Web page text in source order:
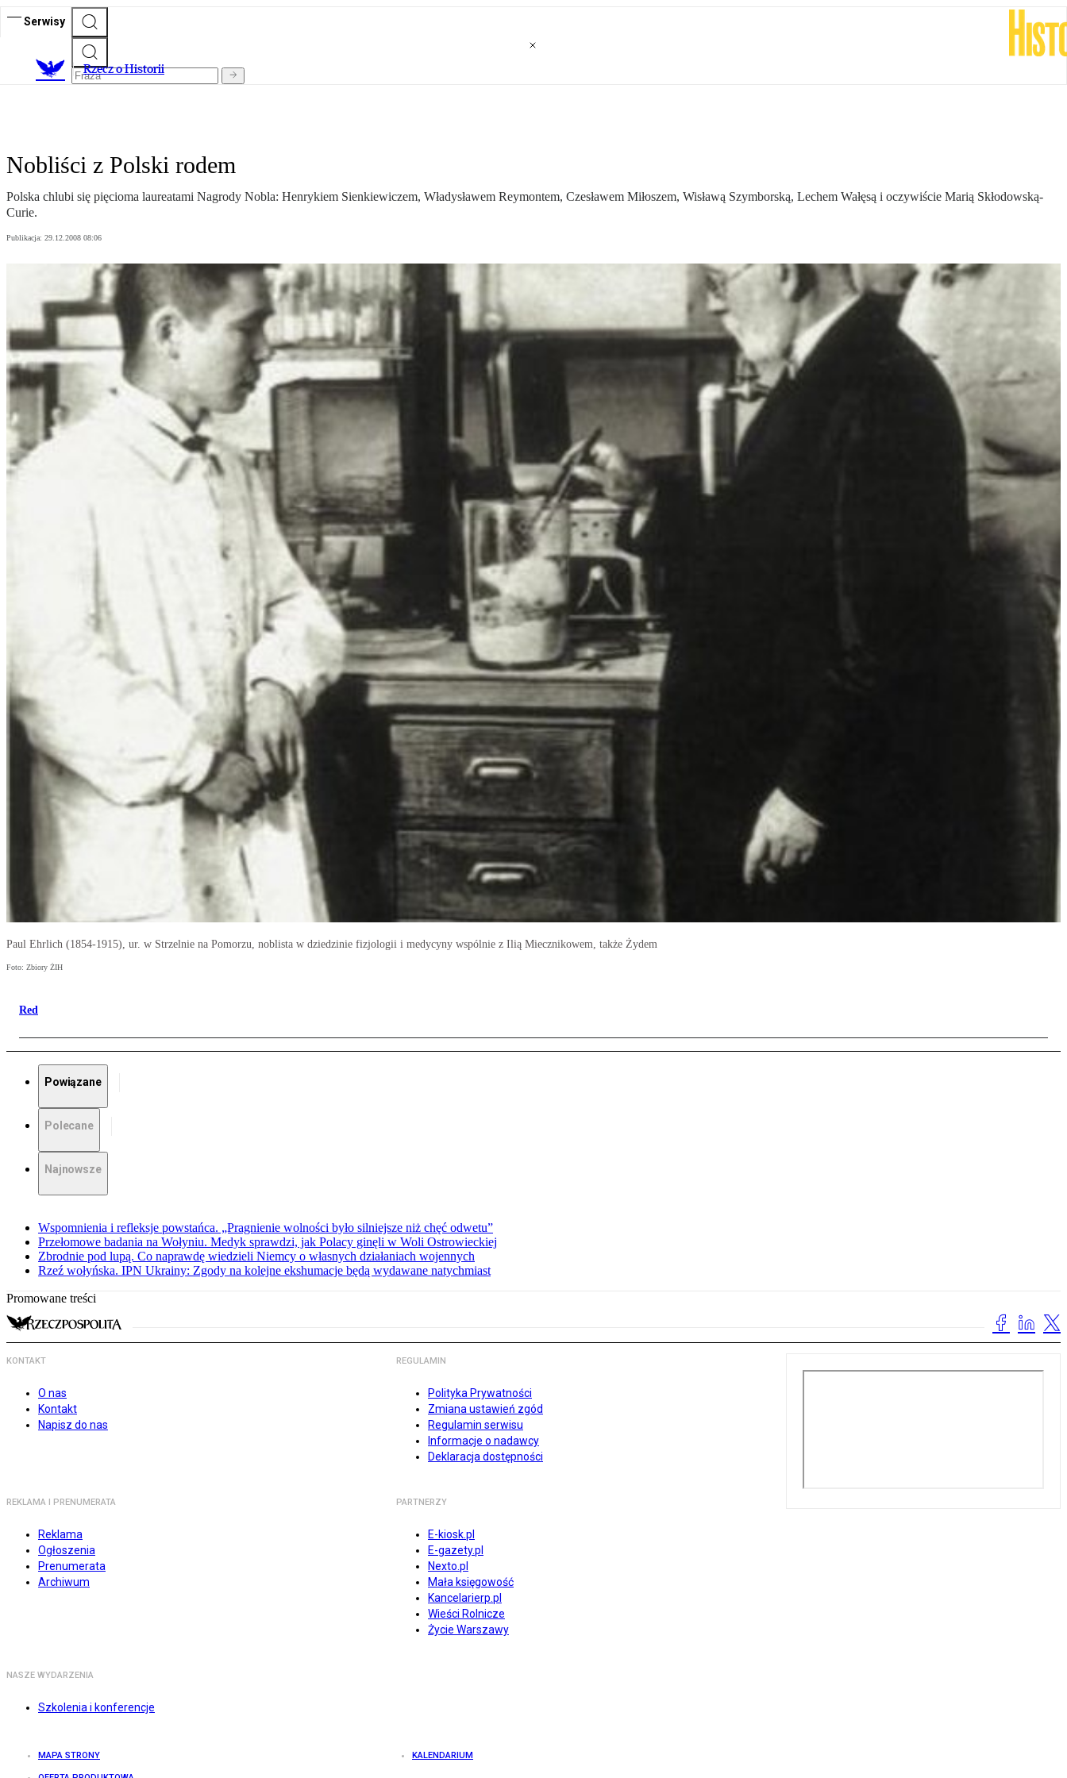
Serwisy
Rzecz o Historii
Nobliści z Polski rodem
Polska chlubi się pięcioma laureatami Nagrody Nobla: Henrykiem Sienkiewiczem, Władysławem Reymontem, Czesławem Miłoszem, Wisławą Szymborską, Lechem Wałęsą i oczywiście Marią Skłodowską-
Curie.
Publikacja: 29.12.2008 08:06
Paul Ehrlich (1854-1915), ur. w Strzelnie na Pomorzu, noblista w dziedzinie fizjologii i medycyny wspólnie z Ilią Miecznikowem, także Żydem
Foto: Zbiory ŻIH
Red
Powiązane
Polecane
Najnowsze
Wspomnienia i refleksje powstańca. „Pragnienie wolności było silniejsze niż chęć odwetu”
Przełomowe badania na Wołyniu. Medyk sprawdzi, jak Polacy ginęli w Woli Ostrowieckiej
Zbrodnie pod lupą. Co naprawdę wiedzieli Niemcy o własnych działaniach wojennych
Rzeź wołyńska. IPN Ukrainy: Zgody na kolejne ekshumacje będą wydawane natychmiast
Promowane treści
KONTAKT
O nas
Kontakt
Napisz do nas
REGULAMIN
Polityka Prywatności
Zmiana ustawień zgód
Regulamin serwisu
Informacje o nadawcy
Deklaracja dostępności
REKLAMA I PRENUMERATA
Reklama
Ogłoszenia
Prenumerata
Archiwum
PARTNERZY
E-kiosk.pl
E-gazety.pl
Nexto.pl
Mała księgowość
Kancelarierp.pl
Wieści Rolnicze
Życie Warszawy
NASZE WYDARZENIA
Szkolenia i konferencje
MAPA STRONY KALENDARIUM